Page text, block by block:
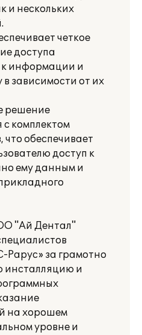
и нескольких
четкое
доступа
к информации и
зависимости от их
решение
с комплектом
обеспечивает
доступ к
ему данным и
"Ай Дентал"
Рарус» за грамотно
инсталляцию и
на хорошем
уровне и